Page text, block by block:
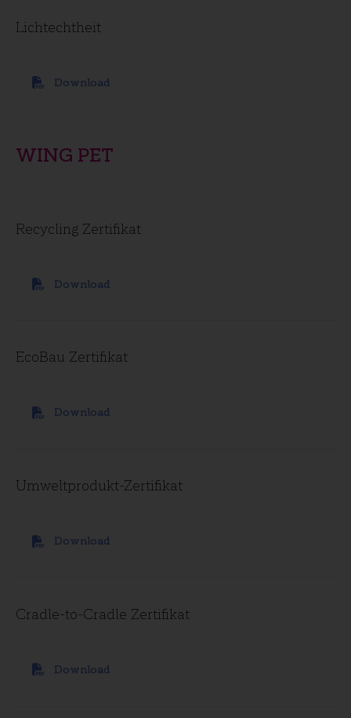
Lichtechtheit
Download
WING PET
Recycling Zertifikat
Download
EcoBau Zertifikat
Download
Umweltprodukt-Zertifikat
Download
Cradle-to-Cradle Zertifikat
Download